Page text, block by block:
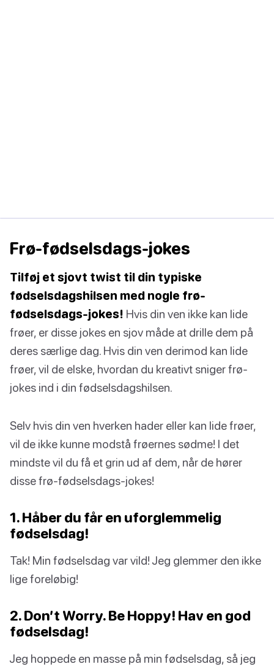
Frø-fødselsdags-jokes
Tilføj et sjovt twist til din typiske
fødselsdagshilsen med nogle frø-
fødselsdags-jokes! Hvis din ven ikke kan lide
frøer, er disse jokes en sjov måde at drille dem på
deres særlige dag. Hvis din ven derimod kan lide
frøer, vil de elske, hvordan du kreativt sniger frø-
jokes ind i din fødselsdagshilsen.
Selv hvis din ven hverken hader eller kan lide frøer,
vil de ikke kunne modstå frøernes sødme! I det
mindste vil du få et grin ud af dem, når de hører
disse frø-fødselsdags-jokes!
1. Håber du får en uforglemmelig
fødselsdag!
Tak! Min fødselsdag var vild! Jeg glemmer den ikke
lige foreløbig!
2. Don’t Worry. Be Hoppy! Hav en god
fødselsdag!
Jeg hoppede en masse på min fødselsdag, så jeg